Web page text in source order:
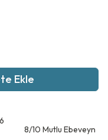
Ekle
8/10 Mutlu Ebeveyn